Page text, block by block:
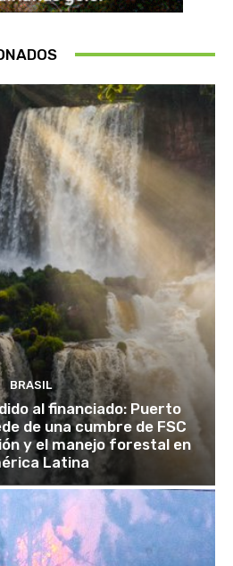
BRASIL
al financiado: Puerto
de una cumbre de FSC
y el manejo forestal en
Latina